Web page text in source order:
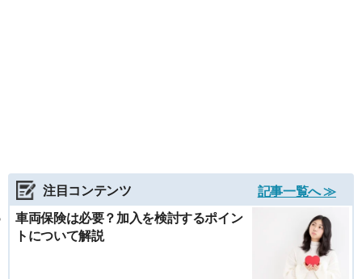
注目コンテンツ
記事一覧へ ≫
車両保険は必要？加入を検討するポイン
トについて解説